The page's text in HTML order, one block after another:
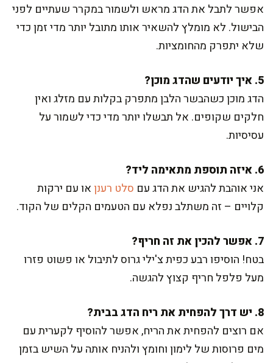
אפשר לתבל את הדג מראש ולשמור במקרר שעתיים לפני
הבישול. לא מומלץ להשאיר אותו מתובל יותר מדי זמן כדי
שלא יתפרק מהחומציות.
5. איך יודעים שהדג מוכן?
הדג מוכן כשהבשר הלבן מתפרק בקלות עם מזלג ואין
חלקים שקופים. אל תבשלו יותר מדי כדי לשמור על
עסיסיות.
6. איזה תוספת מתאימה ליד?
אני אוהבת להגיש את הדג עם סלט רענןאו עם ירקות
קלויים – זה משתלב נפלא עם הטעמים הקלים של הקוד.
7. אפשר להכין את זה חריף?
בטח! הוסיפו רבע כפית צ'ילי גרוס לתיבול או פשוט פזרו
מעל פלפל חריף קצוץ להגשה.
8. יש דרך להפחית את ריח הדג בבית?
אם רוצים להפחית את הריח, אפשר להוסיף לקערית עם
מים פרוסות של לימון וחומץ ולהניח אותה על השיש בזמן